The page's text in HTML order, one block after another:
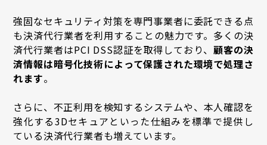
強固なセキュリティ対策を専門事業者に委託できる点
も決済代行業者を利用することの魅力です。多くの決
済代行業者はPCI DSS認証を取得しており、顧客の決
済情報は暗号化技術によって保護された環境で処理さ
れます。
さらに、不正利用を検知するシステムや、本人確認を
強化する3Dセキュアといった仕組みを標準で提供し
ている決済代行業者も増えています。